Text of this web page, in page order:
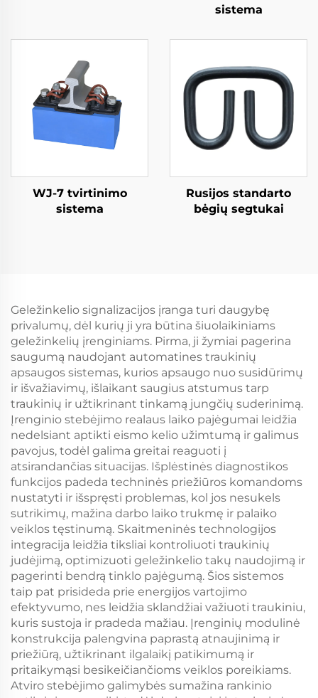
sistema
WJ-7 tvirtinimo
sistema
Rusijos standarto
bėgių segtukai
Geležinkelio signalizacijos įranga turi daugybę
privalumų, dėl kurių ji yra būtina šiuolaikiniams
geležinkelių įrenginiams. Pirma, ji žymiai pagerina
saugumą naudojant automatines traukinių
apsaugos sistemas, kurios apsaugo nuo susidūrimų
ir išvažiavimų, išlaikant saugius atstumus tarp
traukinių ir užtikrinant tinkamą jungčių suderinimą.
Įrenginio stebėjimo realaus laiko pajėgumai leidžia
nedelsiant aptikti eismo kelio užimtumą ir galimus
pavojus, todėl galima greitai reaguoti į
atsirandančias situacijas. Išplėstinės diagnostikos
funkcijos padeda techninės priežiūros komandoms
nustatyti ir išspręsti problemas, kol jos nesukels
sutrikimų, mažina darbo laiko trukmę ir palaiko
veiklos tęstinumą. Skaitmeninės technologijos
integracija leidžia tiksliai kontroliuoti traukinių
judėjimą, optimizuoti geležinkelio takų naudojimą ir
pagerinti bendrą tinklo pajėgumą. Šios sistemos
taip pat prisideda prie energijos vartojimo
efektyvumo, nes leidžia sklandžiai važiuoti traukiniu,
kuris sustoja ir pradeda mažiau. Įrenginių modulinė
konstrukcija palengvina paprastą atnaujinimą ir
priežiūrą, užtikrinant ilgalaikį patikimumą ir
pritaikymąsi besikeičiančioms veiklos poreikiams.
Atviro stebėjimo galimybės sumažina rankinio